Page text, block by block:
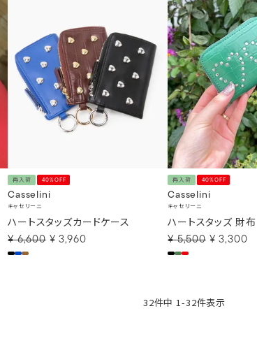
再入荷 40%OFF
Casselini
キャセリーニ
ハートスタッズカードケース
¥ 6,600 ¥ 3,960
再入荷 40%OFF
Casselini
キャセリーニ
ハートスタッズ 財布
¥ 5,500 ¥ 3,300
32件中 1-32件表示